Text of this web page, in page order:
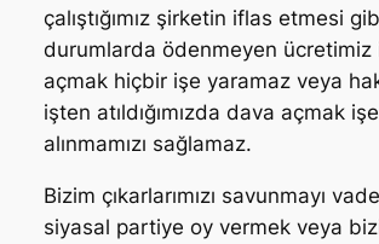
çalıştığımız şirketin iflas etmesi
durumlarda ödenmeyen ücretimiz
açmak hiçbir işe yaramaz veya
işten atıldığımızda dava açmak
alınmamızı sağlamaz.
Bizim çıkarlarımızı savunmayı
siyasal partiye oy vermek veya